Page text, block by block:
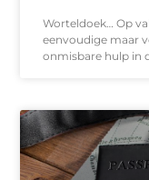
Worteldoek… Op
eenvoudige maar
onmisbare hulp in